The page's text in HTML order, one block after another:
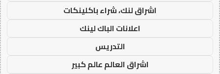
اشراق لنك، شراء باكلينكات
اعلانات الباك لينك
التدريس
اشراق العالم عالم كبير